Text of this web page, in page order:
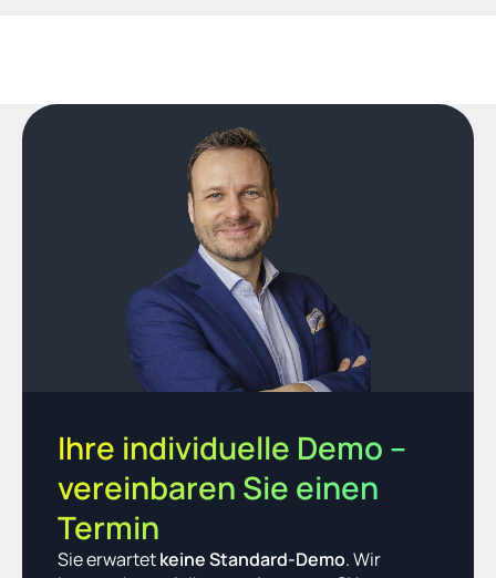
Ihre individuelle Demo –
vereinbaren Sie einen
Termin
Sie erwartet keine Standard-Demo. Wir